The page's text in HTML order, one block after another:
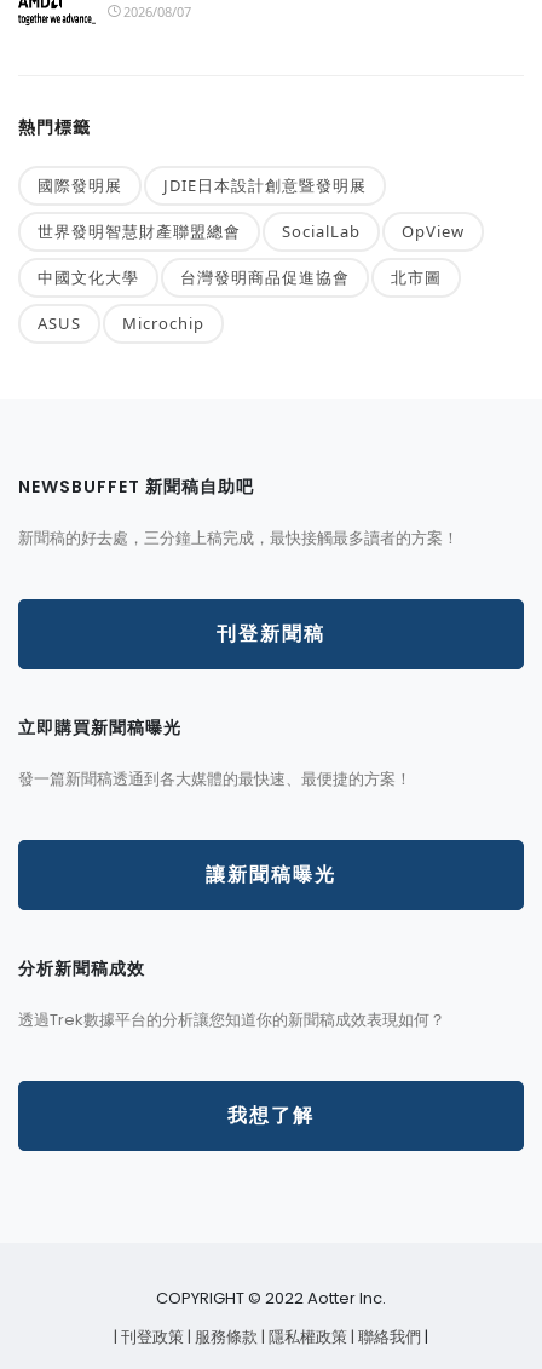
2026/08/07
熱門標籤
國際發明展 JDIE日本設計創意暨發明展
世界發明智慧財產聯盟總會 SocialLab OpView
中國文化大學 台灣發明商品促進協會 北市圖
ASUS Microchip
NEWSBUFFET 新聞稿自助吧
新聞稿的好去處，三分鐘上稿完成，最快接觸最多讀者的方案！
刊登新聞稿
立即購買新聞稿曝光
發一篇新聞稿透通到各大媒體的最快速、最便捷的方案！
讓新聞稿曝光
分析新聞稿成效
透過Trek數據平台的分析讓您知道你的新聞稿成效表現如何？
我想了解
COPYRIGHT © 2022 Aotter Inc.
| 刊登政策| 服務條款 | 隱私權政策| 聯絡我們 |